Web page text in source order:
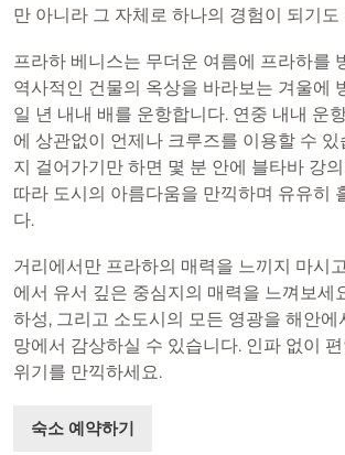
만 아니라 그 자체로 하나의 경험이 되기도
프라하 베니스는 무더운 여름에 프라하를
역사적인 건물의 옥상을 바라보는 겨울에
일 년 내내 배를 운항합니다. 연중 내내 운
에 상관없이 언제나 크루즈를 이용할 수
지 걸어가기만 하면 몇 분 안에 블타바 강
따라 도시의 아름다움을 만끽하며 유유히
다.
거리에서만 프라하의 매력을 느끼지 마시
에서 유서 깊은 중심지의 매력을 느껴보세
하성, 그리고 소도시의 모든 영광을 해안에
망에서 감상하실 수 있습니다. 인파 없이
위기를 만끽하세요.
숙소 예약하기